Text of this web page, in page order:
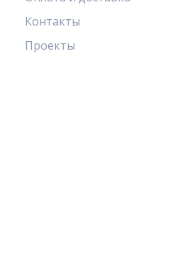
Контакты
Проекты